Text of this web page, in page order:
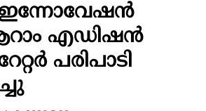
എഡിഷൻ
പരിപാടി